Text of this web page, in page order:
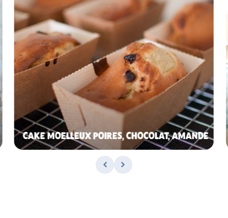
CAKE MOELLEUX POIRES, CHOCOLAT, AMANDE